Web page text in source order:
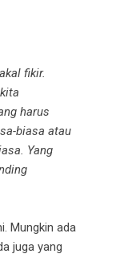
fikir.
harus
biasa atau
Yang
Mungkin ada
juga yang